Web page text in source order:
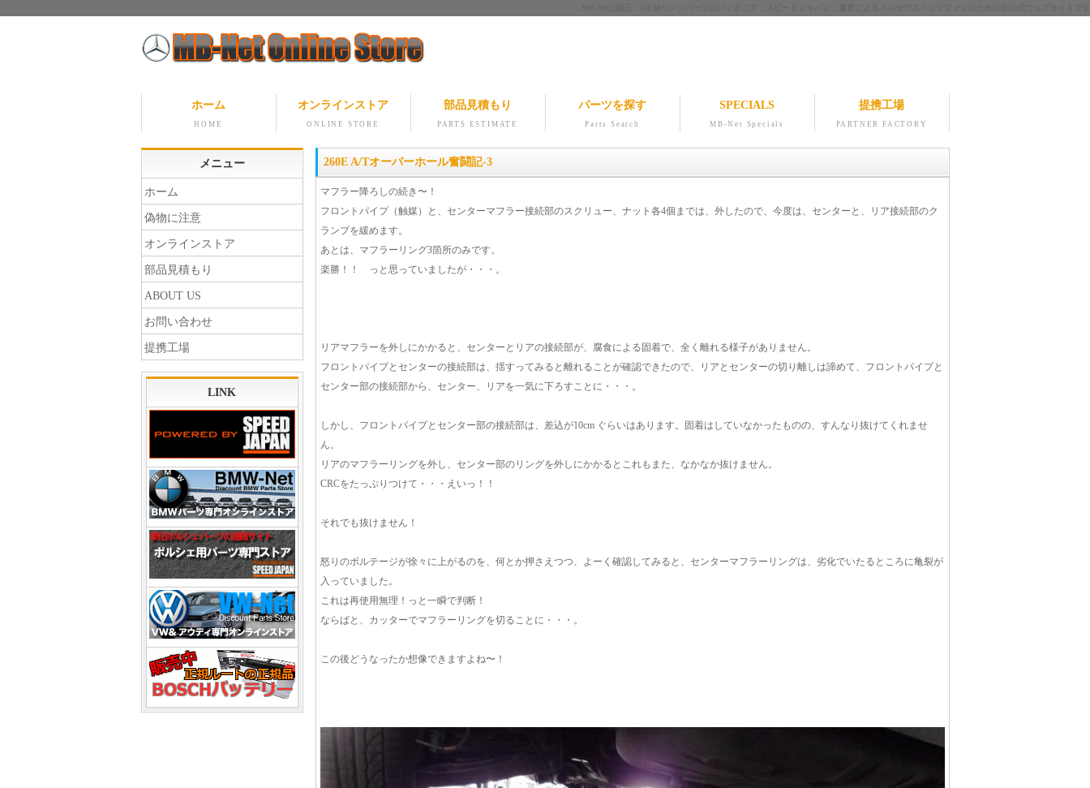
ホーム
HOME
オンラインストア
ONLINE STORE
部品見積もり
PARTS ESTIMATE
パーツを探す
Parts Search
SPECIALS
MB-Net Specials
提携工場
PARTNER FACTORY
260E A/Tオーバーホール奮闘記-3
マフラー降ろしの続き〜！
フロントパイプ（触媒）と、センターマフラー接続部のスクリュー、ナット各4個までは、外したので、今度は、センターと、リア接続部のク
ランプを緩めます。
あとは、マフラーリング3箇所のみです。
楽勝！！ っと思っていましたが・・・。
リアマフラーを外しにかかると、センターとリアの接続部が、腐食による固着で、全く離れる様子がありません。
フロントパイプとセンターの接続部は、揺すってみると離れることが確認できたので、リアとセンターの切り離しは諦めて、フロントパイプと
センター部の接続部から、センター、リアを一気に下ろすことに・・・。
しかし、フロントパイプとセンター部の接続部は、差込が10cm ぐらいはあります。固着はしていなかったものの、すんなり抜けてくれませ
ん。
リアのマフラーリングを外し、センター部のリングを外しにかかるとこれもまた、なかなか抜けません。
CRCをたっぷりつけて・・・えいっ！！
それでも抜けません！
怒りのボルテージが徐々に上がるのを、何とか押さえつつ、よーく確認してみると、センターマフラーリングは、劣化でいたるところに亀裂が
入っていました。
これは再使用無理！っと一瞬で判断！
ならばと、カッターでマフラーリングを切ることに・・・。
この後どうなったか想像できますよね〜！
メニュー
ホーム
偽物に注意
オンラインストア
部品見積もり
ABOUT US
お問い合わせ
提携工場
LINK